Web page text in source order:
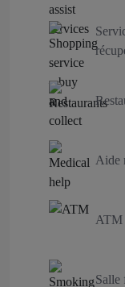
Aide
ATM
Salle